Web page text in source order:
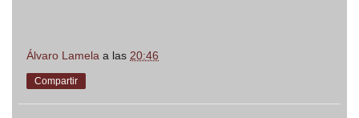
Álvaro Lamela a las 20:46
Compartir